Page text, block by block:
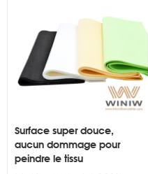
Quantit&eacute; minimum
d'achat: 300
m&egrave;tres
lin&eacute;aires.
D&eacute;lai de mise en
&oelig;uvre: 10-15 jours.
Surface super douce,
aucun dommage pour
peindre le tissu